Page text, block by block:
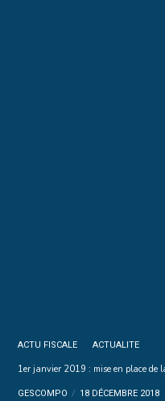
ACTU FISCALE ACTUALITE
1er janvier 2019 : mise en place
GESCOMPO 18 DÉCEMBRE 2018